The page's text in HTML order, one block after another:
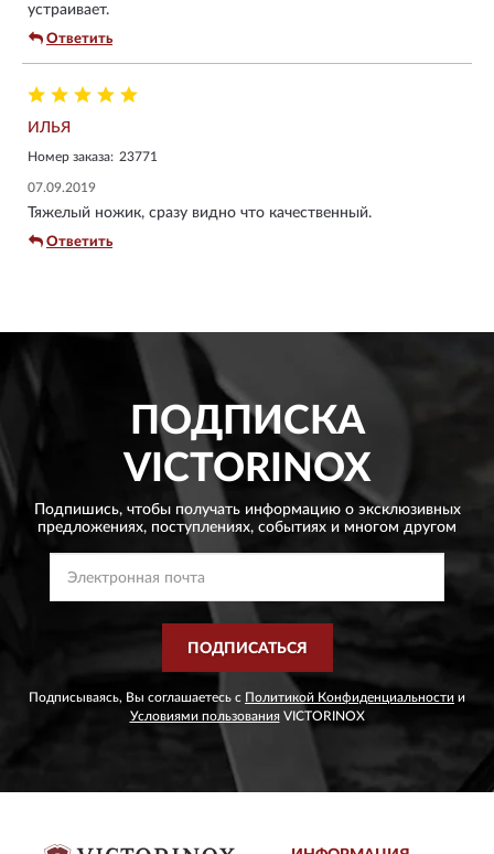
устраивает.
Ответить
ИЛЬЯ
Номер заказа: 23771
07.09.2019
Тяжелый ножик, сразу видно что качественный.
Ответить
ПОДПИСКА
VICTORINOX
Подпишись, чтобы получать информацию о эксклюзивных
предложениях, поступлениях, событиях и многом другом
ПОДПИСАТЬСЯ
Подписываясь, Вы соглашаетесь с Политикой Конфиденциальности и
Условиями пользованияVICTORINOX